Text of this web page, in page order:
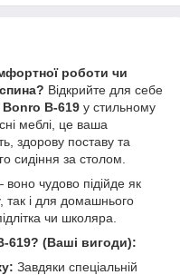
роботи чи
Відкрийте для себе
Bonro B-619 у стильному
меблі, це ваша
здорову поставу та
сидіння за столом.
чудово підійде як
так і для домашнього
чи школяра.
619? (Ваші вигоди):
Завдяки спеціальній